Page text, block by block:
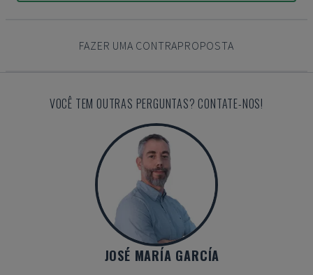
FAZER UMA CONTRAPROPOSTA
VOCÊ TEM OUTRAS PERGUNTAS? CONTATE-NOS!
JOSÉ MARÍA GARCÍA